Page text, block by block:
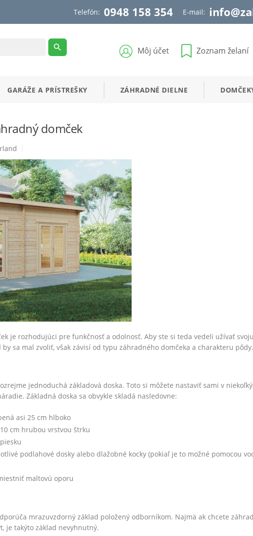
Telefón: 0948 158 354 E-mail:
Môj účet Zoznam želaní
GARÁŽE A PRÍSTREŠKY ZÁHRADNÉ DIELNE
domček
je rozhodujúci pre funkčnosť a odolnosť. Aby ste si teda vedeli užívať
sa mal zvoliť, však závisí od typu záhradného domčeka a charakteru pôdy.
jednoduchá základová doska. Toto si môžete nastaviť sami v
Základná doska sa obvykle skladá nasledovne:
asi 25 cm hlboko
cm hrubou vrstvou štrku
podlahové dosky alebo dlažobné kocky (pokiaľ je to možné pomocou
maltovú oporu
mrazuvzdorný základ položený odborníkom. Najmä ak chcete
je takýto základ nevyhnutný.